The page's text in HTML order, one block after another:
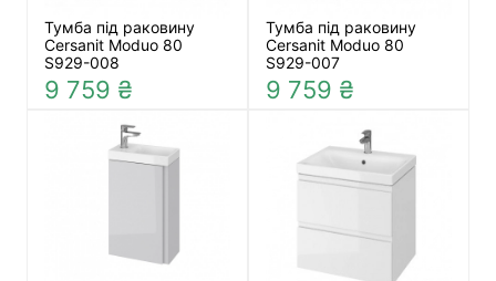
Тумба під раковину
Cersanit Moduo 80
S929-008
9 759 ₴
Тумба під раковину
Cersanit Moduo 80
S929-007
9 759 ₴